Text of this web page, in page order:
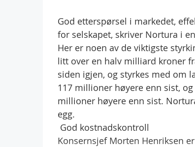
God etterspørsel i markedet,
for selskapet, skriver Nortura i
Her er noen av de viktigste
litt over en halv milliard kroner
siden igjen, og styrkes med om
117 millioner høyere enn sist,
millioner høyere enn sist.
egg.
 God kostnadskontroll
Konsernsjef Morten Henriksen